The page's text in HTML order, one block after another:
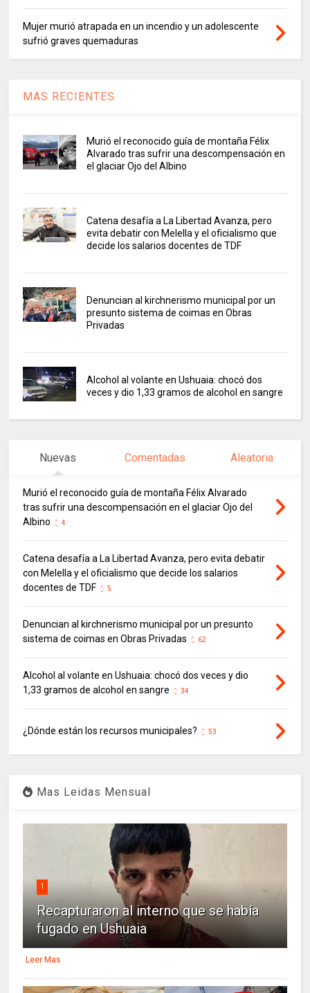
Mujer murió atrapada en un incendio y un adolescente
sufrió graves quemaduras
MAS RECIENTES
Murió el reconocido guía de montaña Félix
Alvarado tras sufrir una descompensación en
el glaciar Ojo del Albino
Catena desafía a La Libertad Avanza, pero
evita debatir con Melella y el oficialismo que
decide los salarios docentes de TDF
Denuncian al kirchnerismo municipal por un
presunto sistema de coimas en Obras
Privadas
Alcohol al volante en Ushuaia: chocó dos
veces y dio 1,33 gramos de alcohol en sangre
Nuevas Comentadas Aleatoria
Murió el reconocido guía de montaña Félix Alvarado
tras sufrir una descompensación en el glaciar Ojo del
Albino
4
Catena desafía a La Libertad Avanza, pero evita debatir
con Melella y el oficialismo que decide los salarios
docentes de TDF
5
Denuncian al kirchnerismo municipal por un presunto
sistema de coimas en Obras Privadas
62
Alcohol al volante en Ushuaia: chocó dos veces y dio
1,33 gramos de alcohol en sangre
34
¿Dónde están los recursos municipales? 53
Mas Leidas Mensual
1
Recapturaron al interno que se había
fugado en Ushuaia
Leer Mas